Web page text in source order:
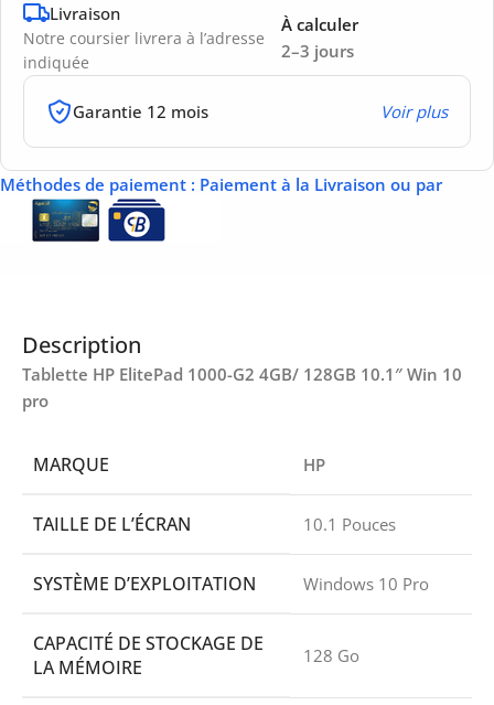
Livraison
Notre coursier livrera à l’adresse
indiquée
2–3 jours
À calculer
Garantie 12 mois Voir plus
Méthodes de paiement : Paiement à la Livraison ou par
Description
Tablette HP ElitePad 1000-G2 4GB/ 128GB 10.1″ Win 10
pro
MARQUE HP
TAILLE DE L’ÉCRAN 10.1 Pouces
SYSTÈME D’EXPLOITATION Windows 10 Pro
CAPACITÉ DE STOCKAGE DE
LA MÉMOIRE
128 Go